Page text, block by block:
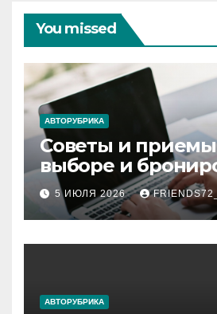
You missed
АВТОРУБРИКА
Советы и
выборе и
авиабилетов
5 ИЮЛЯ 2026
АВТОРУБРИКА